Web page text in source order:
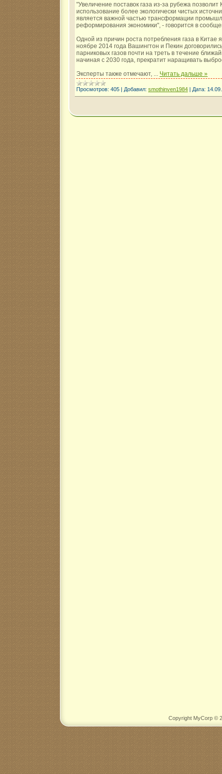
"Увеличение поставок газа из-за рубежа
использование более экологически чистых
является важной частью трансформации
реформирования экономики", - говорится в
Одной из причин роста потребления газа в
ноябре 2014 года Вашингтон и Пекин
парниковых газов почти на треть в течение
начиная с 2030 года, прекратит наращивать
Эксперты также отмечают,
Читать дальше »
Просмотров: 405 | Добавил: smothinven1984 | Дата:
Copyright MyCorp ©